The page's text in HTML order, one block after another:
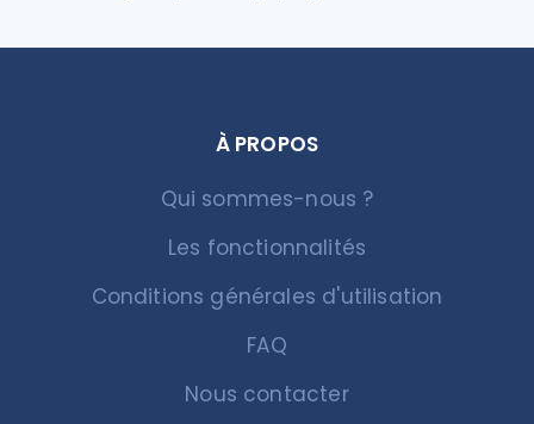
À PROPOS
Qui sommes-nous ?
Les fonctionnalités
Conditions générales d'utilisation
FAQ
Nous contacter